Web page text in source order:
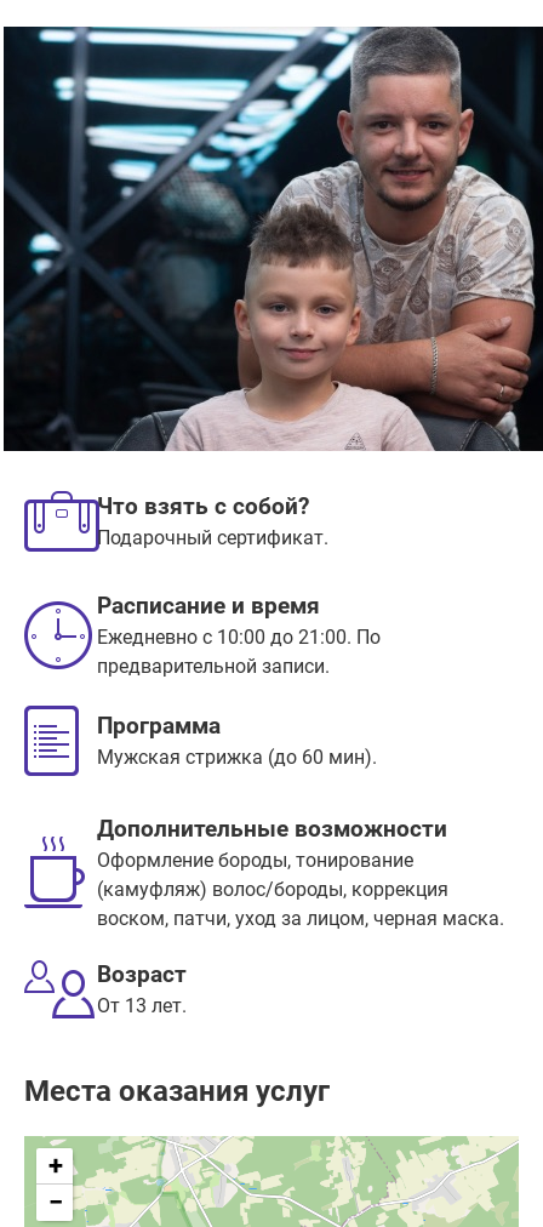
Что взять с собой?
Подарочный сертификат.
Расписание и время
Ежедневно с 10:00 до 21:00. По
предварительной записи.
Программа
Мужская стрижка (до 60 мин).
Дополнительные возможности
Оформление бороды, тонирование
(камуфляж) волос/бороды, коррекция
воском, патчи, уход за лицом, черная маска.
Возраст
От 13 лет.
Места оказания услуг
+
−